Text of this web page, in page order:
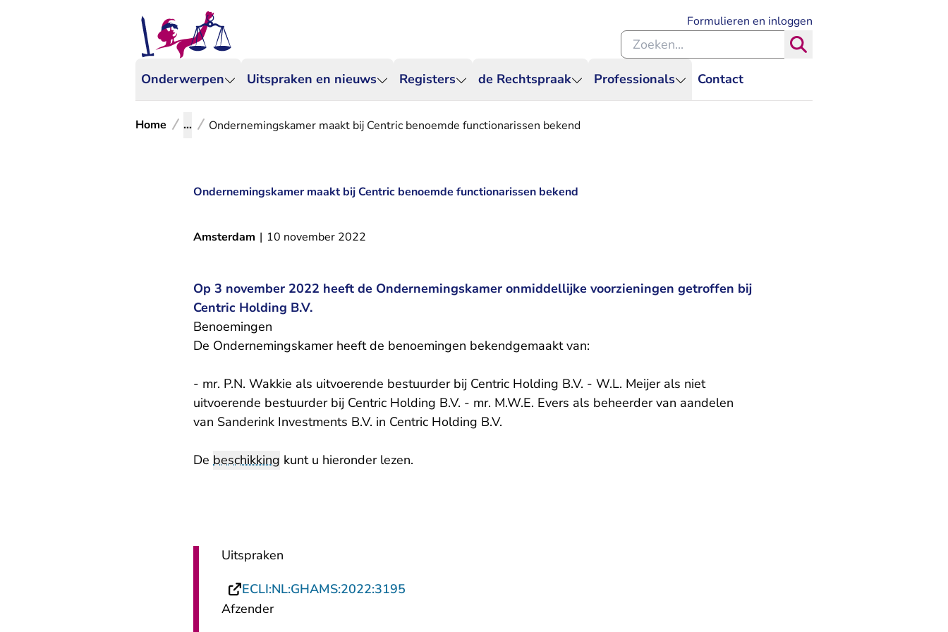
Onderwerpen Uitspraken en nieuws Registers de Rechtspraak Professionals Contact
Formulieren en inloggen
Zoeken binnen de Rechtspraak
Home ... Ondernemingskamer maakt bij Centric benoemde functionarissen bekend
Ondernemingskamer maakt bij Centric benoemde functionarissen bekend
Amsterdam | 10 november 2022
Op 3 november 2022 heeft de Ondernemingskamer onmiddellijke voorzieningen getroffen bij
Centric Holding B.V.
Benoemingen
De Ondernemingskamer heeft de benoemingen bekendgemaakt van:
- mr. P.N. Wakkie als uitvoerende bestuurder bij Centric Holding B.V. - W.L. Meijer als niet
uitvoerende bestuurder bij Centric Holding B.V. - mr. M.W.E. Evers als beheerder van aandelen
van Sanderink Investments B.V. in Centric Holding B.V.
De beschikking kunt u hieronder lezen.
Uitspraken
ECLI:NL:GHAMS:2022:3195
Afzender